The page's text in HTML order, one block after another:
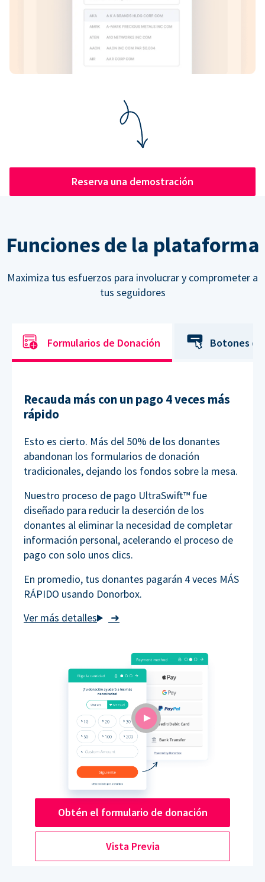
Reserva una demostración
Funciones de la plataforma
Maximiza tus esfuerzos para involucrar y comprometer a
tus seguidores
Formularios de Donación Botones
Recauda más con un pago 4 veces más
rápido
➜
Esto es cierto. Más del 50% de los donantes
abandonan los formularios de donación
tradicionales, dejando los fondos sobre la mesa.
Nuestro proceso de pago UltraSwift™ fue
diseñado para reducir la deserción de los
donantes al eliminar la necesidad de completar
información personal, acelerando el proceso de
pago con solo unos clics.
En promedio, tus donantes pagarán 4 veces MÁS
RÁPIDO usando Donorbox.
Obtén el formulario de donación
Vista Previa